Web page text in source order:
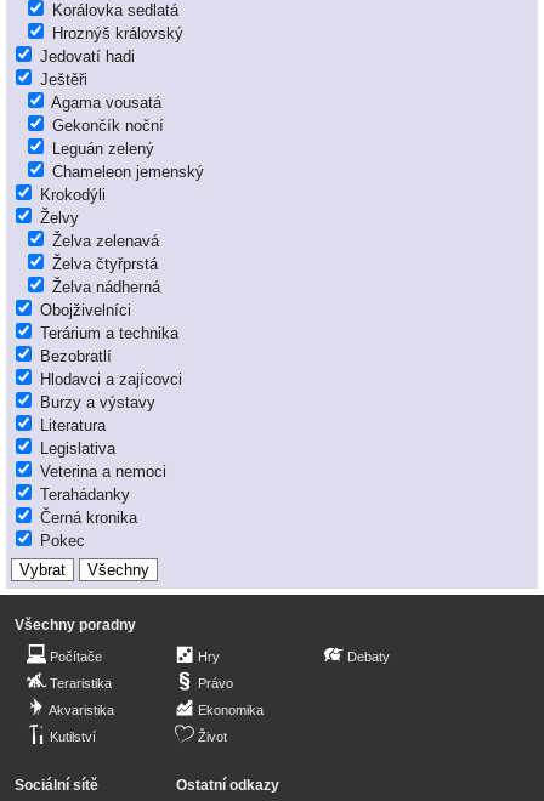
Korálovka sedlatá
Hroznýš královský
Jedovatí hadi
Ještěři
Agama vousatá
Gekončík noční
Leguán zelený
Chameleon jemenský
Krokodýli
Želvy
Želva zelenavá
Želva čtyřprstá
Želva nádherná
Obojživelníci
Terárium a technika
Bezobratlí
Hlodavci a zajícovci
Burzy a výstavy
Literatura
Legislativa
Veterina a nemoci
Terahádanky
Černá kronika
Pokec
Všechny poradny
Počítače
Teraristika
Akvaristika
Kutilství
Hry
Právo
Ekonomika
Život
Debaty
Sociální sítě Ostatní odkazy